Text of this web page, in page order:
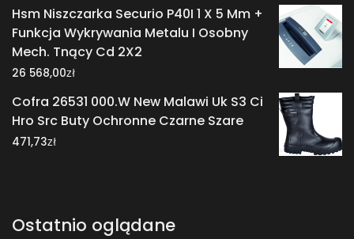
Hsm Niszczarka Securio P40I 1 X 5 Mm +
Funkcja Wykrywania Metalu I Osobny
Mech. Tnący Cd 2X2
26 568,00zł
Cofra 26531 000.W New Malawi Uk S3 Ci
Hro Src Buty Ochronne Czarne Szare
471,73zł
Ostatnio oglądane